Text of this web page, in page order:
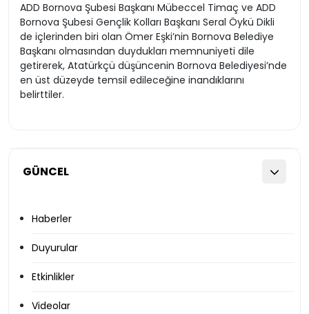
GÜNCEL
Haberler
Duyurular
Etkinlikler
Videolar
ADD Bornova Şubesi Başkanı Mübeccel Timaç ve ADD
Bornova Şubesi Gençlik Kolları Başkanı Seral Öykü Dikli
de içlerinden biri olan Ömer Eşki’nin Bornova Belediye
Başkanı olmasından duydukları memnuniyeti dile
getirerek, Atatürkçü düşüncenin Bornova Belediyesi’nde
en üst düzeyde temsil edileceğine inandıklarını
belirttiler.